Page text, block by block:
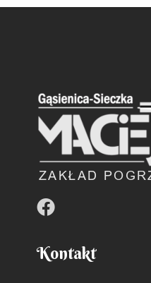
Kontakt